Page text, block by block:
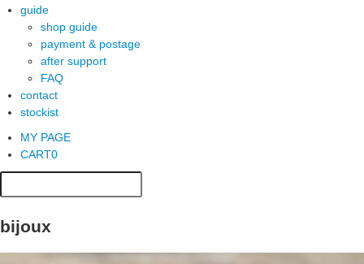
guide
shop guide
payment & postage
after support
FAQ
contact
stockist
MY PAGE
CART0
bijoux